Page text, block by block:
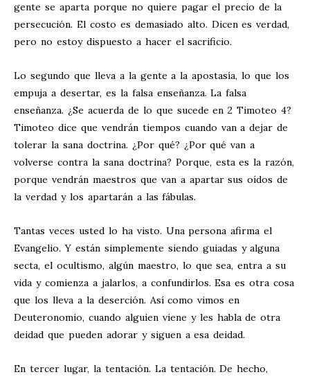
gente se aparta porque no quiere pagar el precio de la
persecución. El costo es demasiado alto. Dicen es verdad,
pero no estoy dispuesto a hacer el sacrificio.
Lo segundo que lleva a la gente a la apostasía, lo que los
empuja a desertar, es la falsa enseñanza. La falsa
enseñanza. ¿Se acuerda de lo que sucede en 2 Timoteo 4?
Timoteo dice que vendrán tiempos cuando van a dejar de
tolerar la sana doctrina. ¿Por qué? ¿Por qué van a
volverse contra la sana doctrina? Porque, esta es la razón,
porque vendrán maestros que van a apartar sus oídos de
la verdad y los apartarán a las fábulas.
Tantas veces usted lo ha visto. Una persona afirma el
Evangelio. Y están simplemente siendo guiadas y alguna
secta, el ocultismo, algún maestro, lo que sea, entra a su
vida y comienza a jalarlos, a confundirlos. Esa es otra cosa
que los lleva a la deserción. Así como vimos en
Deuteronomio, cuando alguien viene y les habla de otra
deidad que pueden adorar y siguen a esa deidad.
En tercer lugar, la tentación. La tentación. De hecho,